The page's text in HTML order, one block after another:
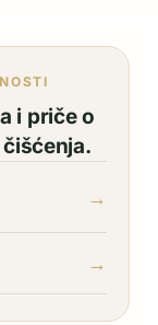
i priče o
→
→